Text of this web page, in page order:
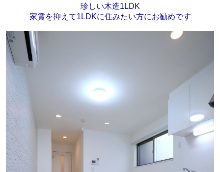
珍しい木造1LDK
家賃を抑えて1LDKに住みたい方にお勧めです